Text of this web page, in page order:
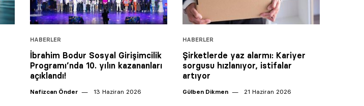
HABERLER
İbrahim Bodur Sosyal Girişimcilik
Programı’nda 10. yılın kazananları
açıklandı!
Nafizcan Önder 13 Haziran 2026
HABERLER
Şirketlerde yaz alarmı: Kariyer
sorgusu hızlanıyor, istifalar
artıyor
Gülben Dikmen 21 Haziran 2026